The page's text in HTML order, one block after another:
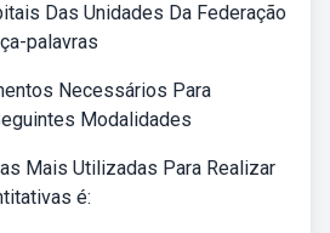
Das Unidades Da Federação
palavras
Necessários Para
Modalidades
Mais Utilizadas Para Realizar
é: